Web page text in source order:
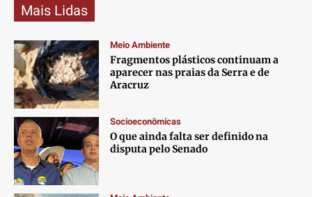
Mais Lidas
Meio Ambiente
Fragmentos plásticos continuam a
aparecer nas praias da Serra e de
Aracruz
Socioeconômicas
O que ainda falta ser definido na
disputa pelo Senado